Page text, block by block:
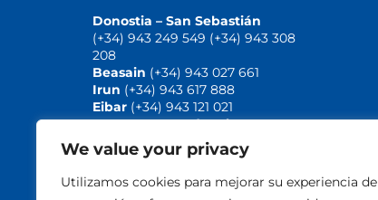
We value your privacy
Utilizamos cookies para mejorar su experiencia de
Donostia – San Sebastián
(+34) 943 249 549 (+34) 943 308
208
Beasain (+34) 943 027 661
Irun (+34) 943 617 888
Eibar (+34) 943 121 021
Arrasate – Mondragón
(+34) 943 792 018
Tolosa(+34) 943 249 549